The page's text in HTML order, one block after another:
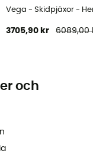
Vega - Skidpjäxor -
3705,90 kr 6089,00
och